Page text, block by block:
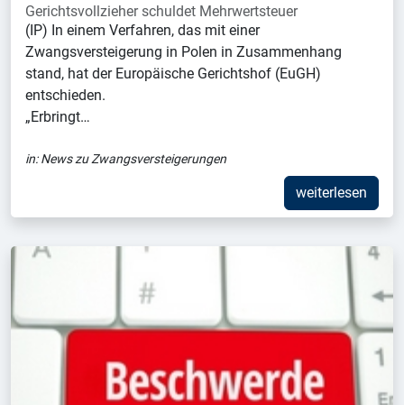
Gerichtsvollzieher schuldet Mehrwertsteuer
(IP) In einem Verfahren, das mit einer
Zwangsversteigerung in Polen in Zusammenhang
stand, hat der Europäische Gerichtshof (EuGH)
entschieden.
„Erbringt…
in:News zu Zwangsversteigerungen
weiterlesen